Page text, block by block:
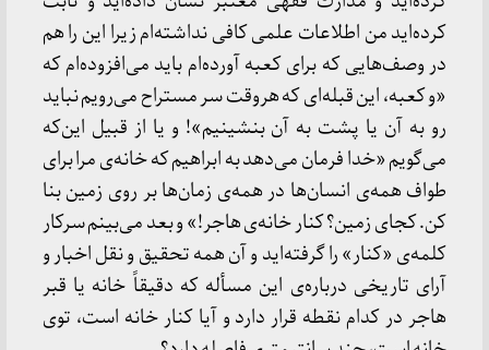
كرده‌اید من اطلاعات علمی كافی نداشته‌ام زیرا این را هم
در وصف‌هایی كه برای كعبه آورده‌ام باید می‌افزوده‌ام كه
«و كعبه، این قبله‌ای كه هروقت سر مستراح می‌رویم نباید
رو به آن یا پشت به آن بنشینیم»! و یا از قبیل این‌كه
می‌گویم «خدا فرمان می‌دهد به ابراهیم كه خانه‌ی مرا برای
طواف همه‌ی انسان‌ها در همه‌ی زمان‌ها بر روی زمین بنا
كن. كجای زمین؟ كنار خانه‌ی هاجر!» و بعد می‌بینم سركار
كلمه‌ی «كنار» را گرفته‌اید و آن همه تحقیق و نقل اخبار و
آرای تاریخی درباره‌ی این مسأله كه دقیقاً خانه یا قبر
هاجر در كدام نقطه قرار دارد و آیا كنار خانه است، توی